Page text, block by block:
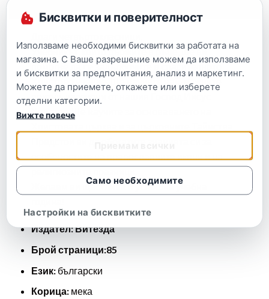
Учебникът, който държите в ръце, ще ви
помогне да се задълбочите в спасителното
Христово учение. Ще научите най-важните
притчи, изречени от нашия Господ Иисус
Христос. Ще научите за основаването на
особеностите на православните икони и на
Желаем ви щастлива и успешна учебна
Издател: Витезда
Брой страници:85
Език:български
Корица: мека
Бисквитки и поверителност
Използваме необходими бисквитки за работата на
магазина. С Ваше разрешение можем да използваме
и бисквитки за предпочитания, анализ и маркетинг.
Можете да приемете, откажете или изберете
отделни категории.
Само необходимите
Настройки на бисквитките
Вижте повече